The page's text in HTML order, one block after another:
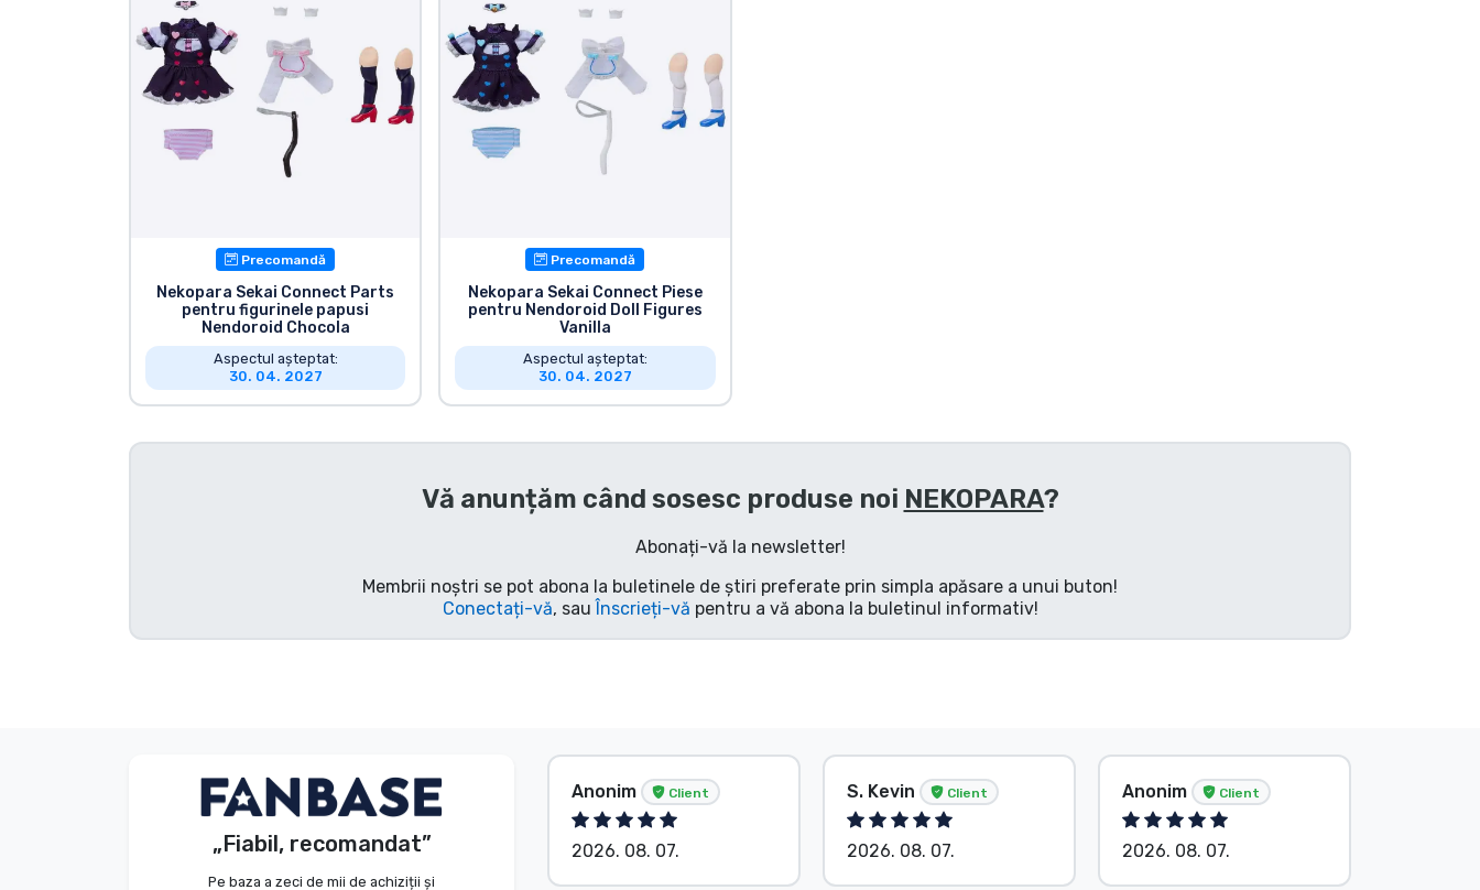
Precomandă
Nekopara Sekai Connect Parts
pentru figurinele papusi
Nendoroid Chocola
Aspectul așteptat:
30. 04. 2027
Precomandă
Nekopara Sekai Connect Piese
pentru Nendoroid Doll Figures
Vanilla
Aspectul așteptat:
30. 04. 2027
Vă anunțăm când sosesc produse noi NEKOPARA?
Abonați-vă la newsletter!
Membrii noștri se pot abona la buletinele de știri preferate prin simpla apăsare a unui buton!
Conectați-vă, sauÎnscrieți-vă pentru a vă abona la buletinul informativ!
„Fiabil, recomandat”
Pe baza a zeci de mii de achiziții și
G. Gábor Client
2026. 08. 07.
Anonim Client
2026. 08. 07.
S. Kevin Client
2026. 08. 07.
Anonim Client
2026. 08. 07.
Sortare după serie
Sortare după filme
Sortare după desene
Sortare după Anime
Sortare după jocuri
Sortare după sport
Sortare după muzică